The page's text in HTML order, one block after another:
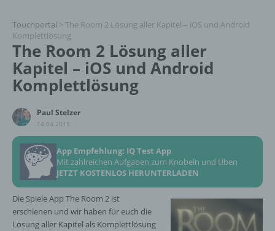
Touchportal > The Room 2 Lösung aller Kapitel – iOS und Android
Komplettlösung
The Room 2 Lösung aller
Kapitel – iOS und Android
Komplettlösung
Paul Stelzer
14.04.2015
App Empfehlung: IQ Test App
Mit zahlreichen Aufgaben zum Knobeln und Üben
JETZT KOSTENLOS HERUNTERLADEN
Die Spiele App The Room 2 ist
erschienen und wir haben für euch die
Lösung aller Kapitel als Komplettlösung